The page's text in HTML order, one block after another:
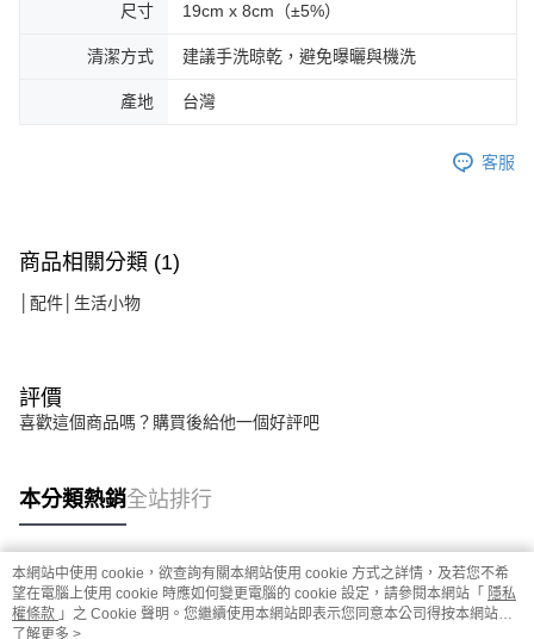
尺寸 19cm x 8cm（±5%）
清潔方式 建議手洗晾乾，避免曝曬與機洗
產地 台灣
客服
商品相關分類 (1)
│配件│生活小物
評價
喜歡這個商品嗎？購買後給他一個好評吧
本分類熱銷全站排行
熱門標籤
本網站中使用 cookie，欲查詢有關本網站使用 cookie 方式之詳情，及若您不希
望在電腦上使用 cookie 時應如何變更電腦的 cookie 設定，請參閱本網站「 隱私
權條款 」之 Cookie 聲明。您繼續使用本網站即表示您同意本公司得按本網站使
用條款之 Cookie 聲明使用 cookie。
了解更多 >